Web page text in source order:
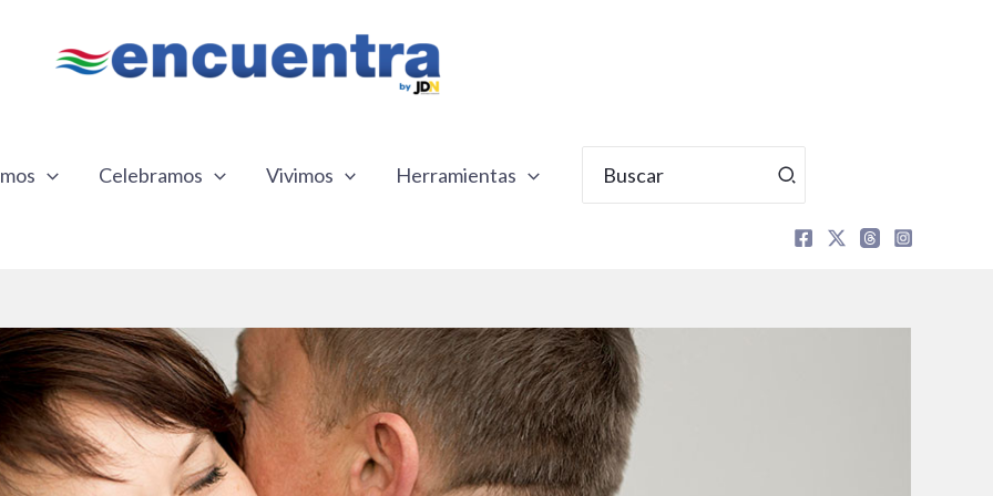
Celebramos Vivimos Herramientas
por: